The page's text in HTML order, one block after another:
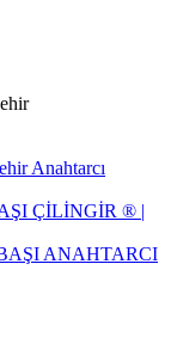
Anahtarcı
ÇİLİNGİR ® |
ANAHTARCI